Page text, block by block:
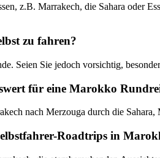
z.B. Marrakech, die Sahara oder
zu fahren?
Seien Sie jedoch vorsichtig,
für eine Marokko
nach Merzouga durch die
Roadtrips in